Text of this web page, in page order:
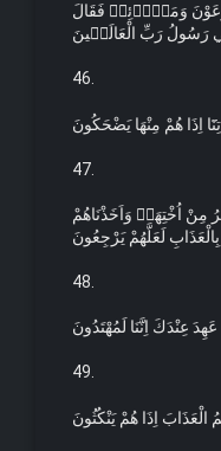
فِرْعَوْنَ وَمَلَا۬ئِه۪ فَقَالَ
رَبِّ الْعَالَم۪ينَ
46.
اِذَا هُمْ مِنْهَا يَضْحَكُونَ
47.
مِنْ اُخْتِهَاۘ وَاَخَذْنَاهُمْ
بِالْعَذَابِ لَعَلَّهُمْ يَرْجِعُونَ
48.
عَهِدَ عِنْدَكَ اِنَّنَا لَمُهْتَدُونَ
49.
الْعَذَابَ اِذَا هُمْ يَنْكُثُونَ